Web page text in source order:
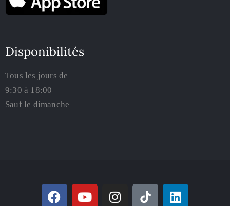
Disponibilités
Tous les jours de
9:30 à 18:00
Sauf le dimanche